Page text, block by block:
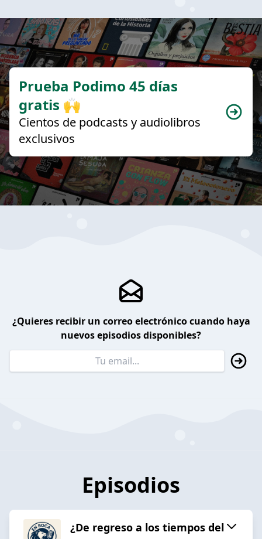
Prueba Podimo 45 días
gratis 🙌
Cientos de podcasts y audiolibros
exclusivos
¿Quieres recibir un correo electrónico cuando haya
nuevos episodios disponibles?
Episodios
¿De regreso a los tiempos del